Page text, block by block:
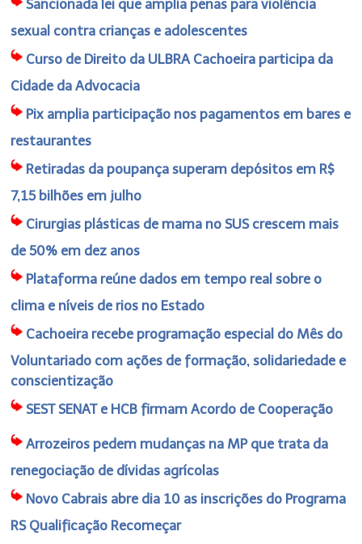
Sancionada lei que amplia penas para violência
sexual contra crianças e adolescentes
Curso de Direito da ULBRA Cachoeira participa da
Cidade da Advocacia
Pix amplia participação nos pagamentos em bares e
restaurantes
Retiradas da poupança superam depósitos em R$
7,15 bilhões em julho
Cirurgias plásticas de mama no SUS crescem mais
de 50% em dez anos
Plataforma reúne dados em tempo real sobre o
clima e níveis de rios no Estado
Cachoeira recebe programação especial do Mês do
Voluntariado com ações de formação, solidariedade e
conscientização
SEST SENAT e HCB firmam Acordo de Cooperação
Arrozeiros pedem mudanças na MP que trata da
renegociação de dívidas agrícolas
Novo Cabrais abre dia 10 as inscrições do Programa
RS Qualificação Recomeçar